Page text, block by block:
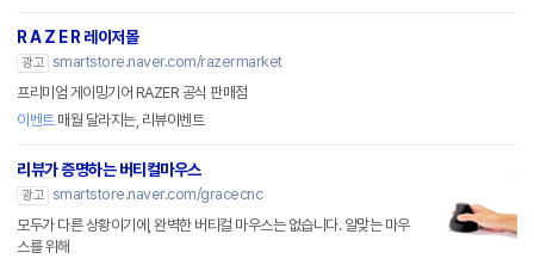
R A Z E R 레이저몰
광고 smartstore.naver.com/razermarket
프리미엄 게이밍기어 RAZER 공식 판매점
이벤트매월 달라지는, 리뷰이벤트
리뷰가 증명하는 버티컬마우스
광고 smartstore.naver.com/gracecnc
모두가 다른 상황이기에, 완벽한 버티컬 마우스는 없습니다. 알맞는 마우
스를 위해